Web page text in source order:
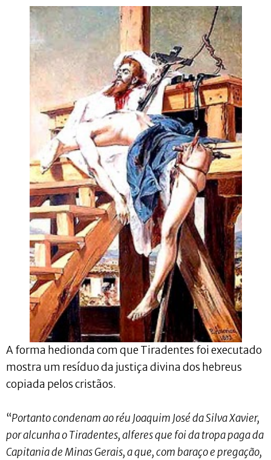
A forma hedionda com que Tiradentes foi executado
mostra um resíduo da justiça divina dos hebreus
copiada pelos cristãos.
“Portanto condenam ao réu Joaquim José da Silva Xavier,
por alcunha o Tiradentes, alferes que foi da tropa paga da
Capitania de Minas Gerais, a que, com baraço e pregação,